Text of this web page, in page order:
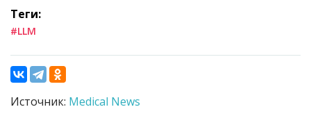
Теги:
#LLM
Источник: Medical News